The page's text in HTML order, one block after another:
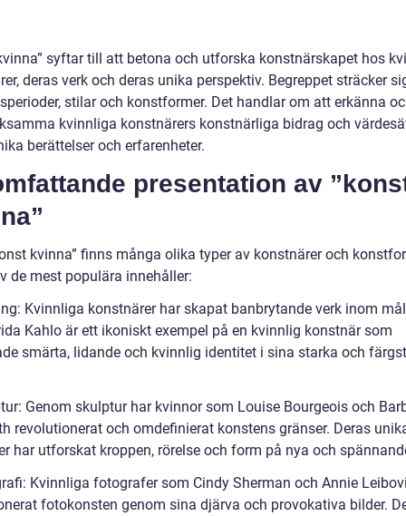
syftar till att betona och utforska konstnärskapet hos
deras verk och deras unika perspektiv. Begreppet sträcker
stilar och konstformer. Det handlar om att erkänna
kvinnliga konstnärers konstnärliga bidrag och
berättelser och erfarenheter.
presentation av
kvinna” finns många olika typer av konstnärer och
de mest populära innehåller:
Kvinnliga konstnärer har skapat banbrytande verk inom
Kahlo är ett ikoniskt exempel på en kvinnlig konstnär som
smärta, lidande och kvinnlig identitet i sina starka och
Genom skulptur har kvinnor som Louise Bourgeois och
revolutionerat och omdefinierat konstens gränser. Deras
har utforskat kroppen, rörelse och form på nya och
Kvinnliga fotografer som Cindy Sherman och Annie
fotokonsten genom sina djärva och provokativa bilder.